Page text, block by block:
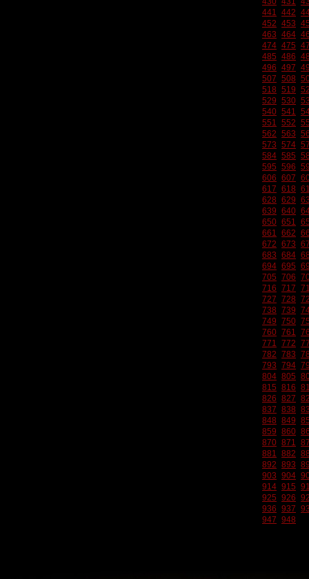
441 442
452 453
463 464
474 475
485 486
496 497
507 508
518 519
529 530
540 541
551 552
562 563
573 574
584 585
595 596
606 607
617 618
628 629
639 640
650 651
661 662
672 673
683 684
694 695
705 706
716 717
727 728
738 739
749 750
760 761
771 772
782 783
793 794
804 805
815 816
826 827
837 838
848 849
859 860
870 871
881 882
892 893
903 904
914 915
925 926
936 937
947 948